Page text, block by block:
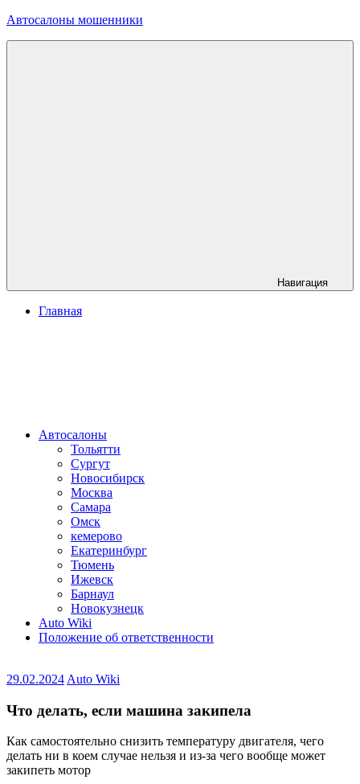
Перейти
Автосалоны мошенники
Навигация
Главная
Автосалоны
Тольятти
Сургут
Новосибирск
Москва
Самара
Омск
кемерово
Екатеринбург
Тюмень
Ижевск
Барнаул
Новокузнецк
Auto Wiki
Положение об ответственности
29.02.2024 Auto Wiki
Что делать, если машина закипела
Как самостоятельно снизить температуру двигателя, чего
делать ни в коем случае нельзя и из-за чего вообще может
закипеть мотор